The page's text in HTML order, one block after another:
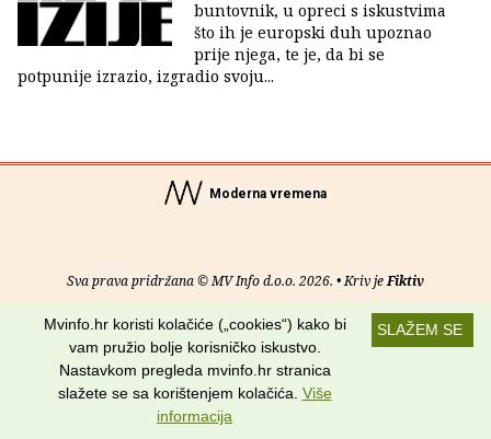
buntovnik, u opreci s iskustvima
što ih je europski duh upoznao
prije njega, te je, da bi se
potpunije izrazio, izgradio svoju...
Moderna vremena
Sva prava pridržana © MV Info d.o.o. 2026. • Kriv jeFiktiv
O nama• Pomoć•Uvjeti korištenja•RSS kanali
Potraži nas na:
SLAŽEM SE
Mvinfo.hr koristi kolačiće („cookies“) kako bi
vam pružio bolje korisničko iskustvo.
Nastavkom pregleda mvinfo.hr stranica
slažete se sa korištenjem kolačića. Više
informacija